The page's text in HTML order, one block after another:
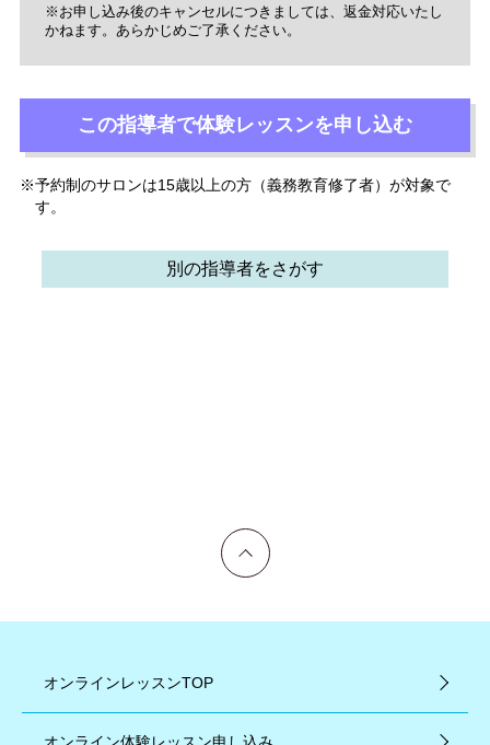
※お申し込み後のキャンセルにつきましては、返金対応いたし
かねます。あらかじめご了承ください。
この指導者で体験レッスンを申し込む
予約制のサロンは15歳以上の方（義務教育修了者）が対象で
す。
別の指導者をさがす
上へ戻る
オンラインレッスンTOP